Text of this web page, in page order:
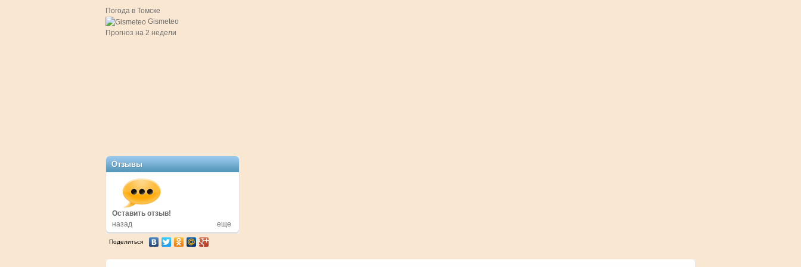
Погода в Томске
Gismeteo
Прогноз на 2 недели
Отзывы
Оставить отзыв!
назад
еще
Поделиться